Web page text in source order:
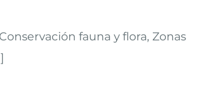
fauna y flora, Zonas